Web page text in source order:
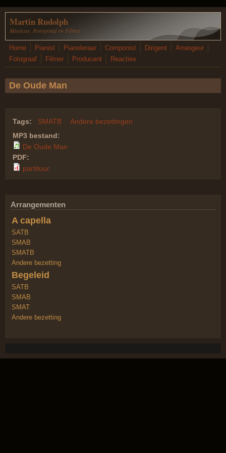
Overslaan en naar de inhoud gaan
Martin Rudolph
Musicus, Fotograaf en Filmer
Home Pianist Pianoleraar Componist Dirigent
Arrangeur
Fotograaf
Filmer Producent Reacties
De Oude Man
Tags: SMATB
Andere bezettingen
MP3 bestand:
De Oude Man
PDF:
partituur
Arrangementen
A capella
SATB
SMAB
SMATB
Andere bezetting
Begeleid
SATB
SMAB
SMAT
Andere bezetting